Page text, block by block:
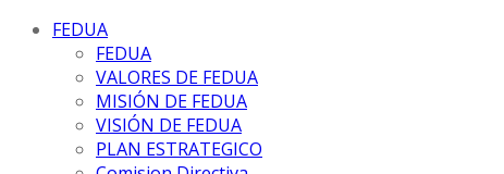
FEDUA
FEDUA
VALORES DE FEDUA
MISIÓN DE FEDUA
VISIÓN DE FEDUA
PLAN ESTRATEGICO